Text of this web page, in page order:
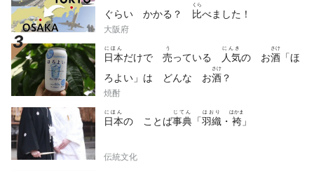
ぐらい かかる？ 比
くら
べました！
大阪府
日本
にほん
だけで 売
う
っている 人気
にんき
の お酒
さけ
「ほ
ろよい」は どんな お酒
さけ
？
焼酎
日本
にほん
の ことば事典
じてん
「羽織
はおり
・ 袴
はかま
」
伝統文化